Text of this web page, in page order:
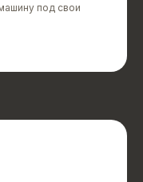
под свои